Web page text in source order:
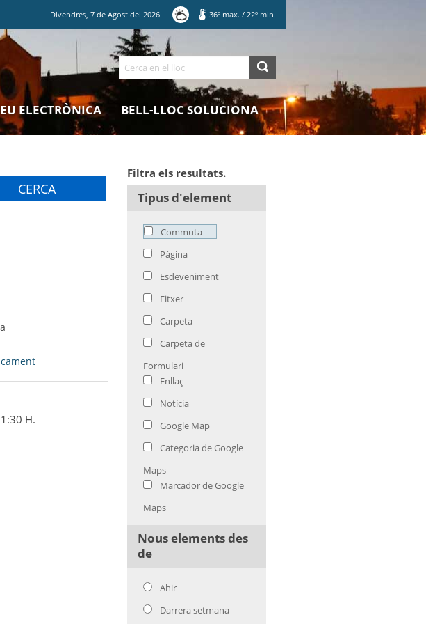
Divendres,7 deAgost del2026 36º max. / 22º min.
Cerca
ELECTRÒNICA BELL-LLOC SOLUCIONA
H.
Filtra els resultats.
Tipus d'element
Commuta
Pàgina
Esdeveniment
Fitxer
Carpeta
Carpeta de
Formulari
Enllaç
Notícia
Google Map
Categoria de Google
Maps
Marcador de Google
Maps
Nous elements des
de
Ahir
Darrera setmana